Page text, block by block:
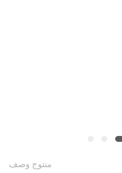
منتوج وصف